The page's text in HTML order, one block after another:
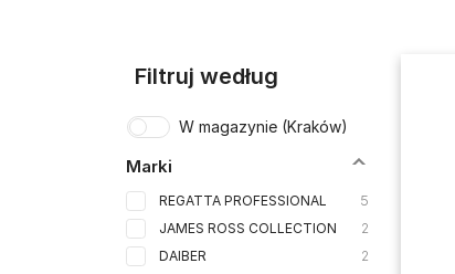
Filtruj według
W magazynie (Kraków)
Marki
REGATTA PROFESSIONAL
5
JAMES ROSS COLLECTION
2
DAIBER
2